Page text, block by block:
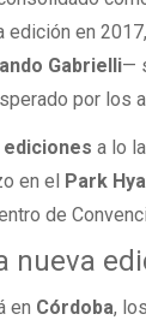
edición en
Gabrielli—
por los
a lo
en el Park
de
nueva
en Córdoba,